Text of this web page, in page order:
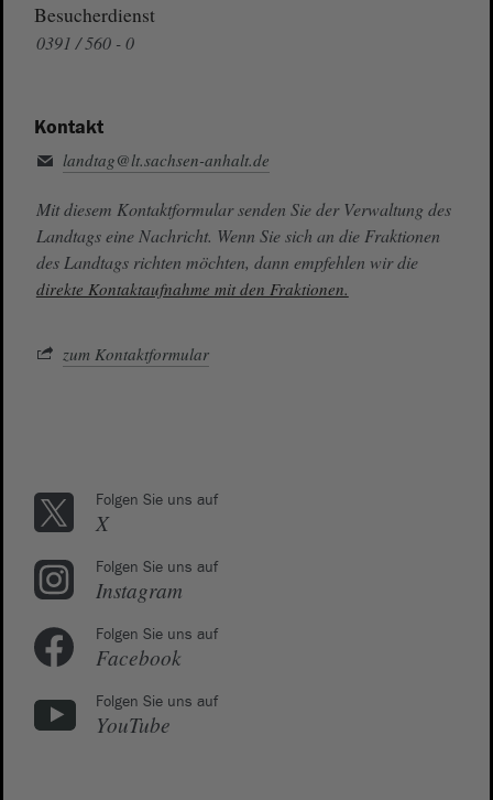
Besucherdienst
0391 / 560 - 0
Kontakt
landtag@lt.sachsen-anhalt.de
Mit diesem Kontaktformular senden Sie der Verwaltung des
Landtags eine Nachricht. Wenn Sie sich an die Fraktionen
des Landtags richten möchten, dann empfehlen wir die
direkte Kontaktaufnahme mit den Fraktionen.
zum Kontaktformular
Folgen Sie uns auf
X
Folgen Sie uns auf
Instagram
Folgen Sie uns auf
Facebook
Folgen Sie uns auf
YouTube